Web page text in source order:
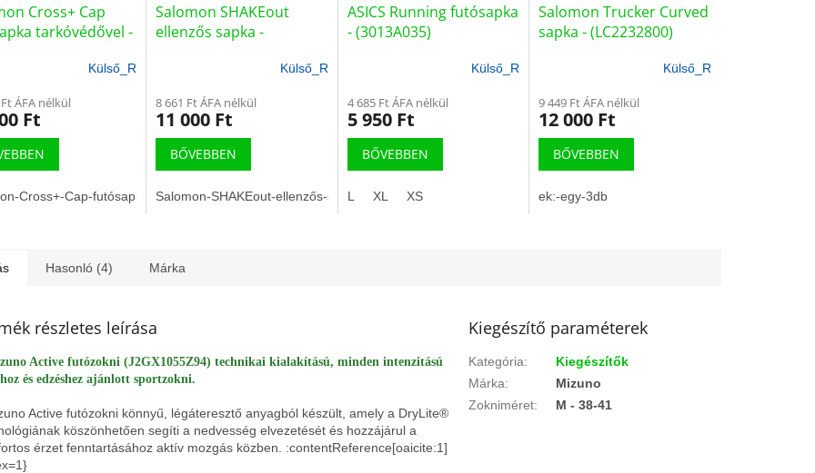
Cross+ Cap
tarkóvédővel -
Külső_R
ÁFA nélkül
Ft
Cross+-Cap-futósapka-tarkóvédővel
Salomon SHAKEout
ellenzős sapka -
Külső_R
8 661 Ft ÁFA nélkül
11 000 Ft
BŐVEBBEN
Salomon-SHAKEout-ellenzős-sapka
ASICS Running futósapka
- (3013A035)
Külső_R
4 685 Ft ÁFA nélkül
5 950 Ft
BŐVEBBEN
L XL XS
Salomon Trucker Curved
sapka - (LC2232800)
Külső_R
9 449 Ft ÁFA nélkül
12 000 Ft
BŐVEBBEN
ek:-egy-3db
Hasonló (4) Márka
részletes leírása
Active futózokni (J2GX1055Z94) technikai kialakítású, minden intenzitású
és edzéshez ajánlott sportzokni.
Active futózokni könnyű, légáteresztő anyagból készült, amely a DryLite®
köszönhetően segíti a nedvesség elvezetését és hozzájárul a
érzet fenntartásához aktív mozgás közben. :contentReference[oaicite:1]
Kiegészítő paraméterek
Kategória:
Kiegészítők
Márka:
Mizuno
Zokniméret: M - 38-41